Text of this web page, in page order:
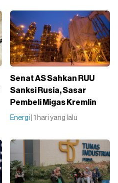
Senat AS Sahkan RUU
Sanksi Rusia, Sasar
Pembeli Migas Kremlin
Energi | 1 hari yang lalu